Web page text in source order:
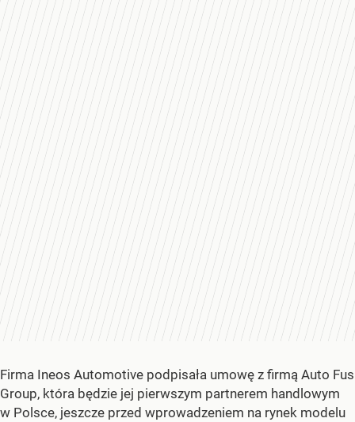
Firma Ineos Automotive podpisała umowę z firmą Auto Fus
Group, która będzie jej pierwszym partnerem handlowym
w Polsce, jeszcze przed wprowadzeniem na rynek modelu